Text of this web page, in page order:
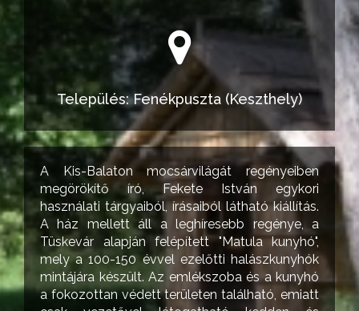
Település: Fenékpuszta (Keszthely)
A Kis-Balaton mocsárvilágát regényeiben
megörökítő író, Fekete István egykori
használati tárgyaiból, írásaiból látható kiállítás.
A ház mellett áll a leghíresebb regénye, a
Tüskevár alapján felépített "Matula kunyhó",
mely a 100-150 évvel ezelőtti halászkunyhók
mintájára készült. Az emlékszoba és a kunyhó
a fokozottan védett területen található, emiatt